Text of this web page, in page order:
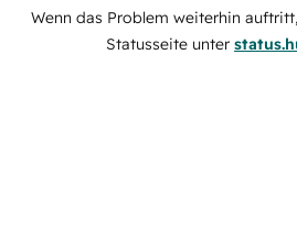
Wenn das Problem weiterhin
Statusseite unter